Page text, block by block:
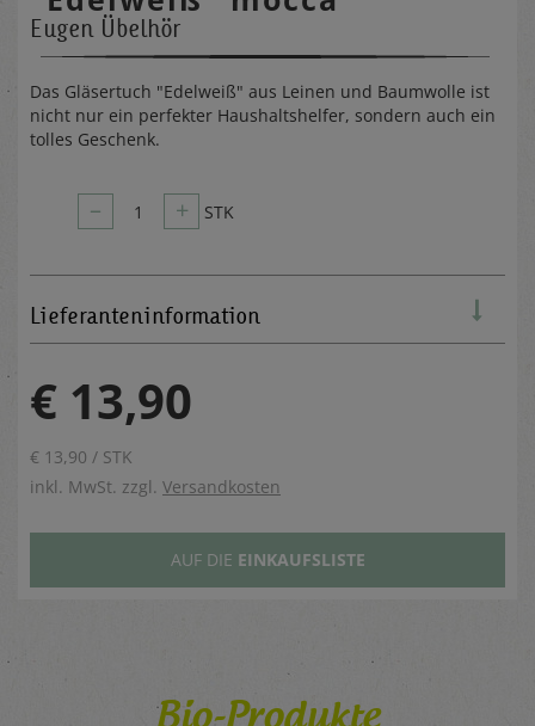
Eugen Übelhör
Das Gläsertuch "Edelweiß" aus Leinen und Baumwolle ist
nicht nur ein perfekter Haushaltshelfer, sondern auch ein
tolles Geschenk.
– 1 + STK
Lieferanteninformation
€ 13,90
€ 13,90 / STK
inkl. MwSt. zzgl. Versandkosten
AUF DIE EINKAUFSLISTE
Bio-Produkte